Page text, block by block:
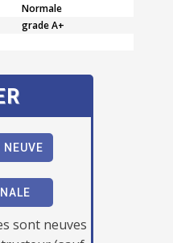
Normale
grade A+
NEUVE
sont neuves